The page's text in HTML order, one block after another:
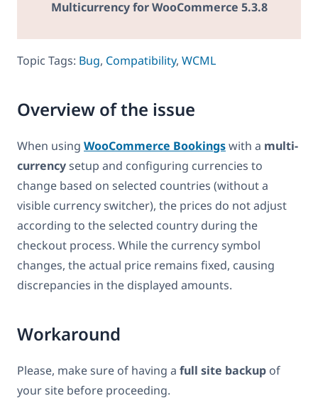
Multicurrency for WooCommerce 5.3.8
Topic Tags: Bug, Compatibility, WCML
Overview of the issue
When using WooCommerce Bookingswith a multi-
currencysetup and configuring currencies to
change based on selected countries (without a
visible currency switcher), the prices do not adjust
according to the selected country during the
checkout process. While the currency symbol
changes, the actual price remains fixed, causing
discrepancies in the displayed amounts.
Workaround
Please, make sure of having a full site backup of
your site before proceeding.